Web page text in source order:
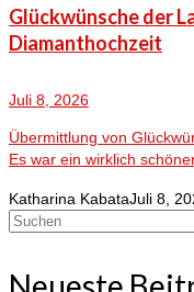
Glückwünsche der
Diamanthochzeit
Juli 8, 2026
Übermittlung von
Es war ein wirklich
Katharina KabataJuli 8,
Suchen